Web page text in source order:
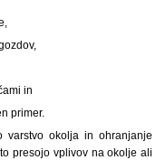
in
primer.
okolja in ohranjanje
presojo vplivov na okolje ali